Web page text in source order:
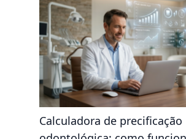
Calculadora de precificação